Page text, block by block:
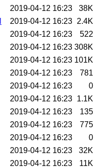
2019-04-12 16:23
38K
2019-04-12 16:23 2.4K
2019-04-12 16:23
522
2019-04-12 16:23 308K
2019-04-12 16:23 101K
2019-04-12 16:23
781
2019-04-12 16:23
0
2019-04-12 16:23 1.1K
2019-04-12 16:23
135
2019-04-12 16:23
775
2019-04-12 16:23
0
2019-04-12 16:23
32K
2019-04-12 16:23
11K